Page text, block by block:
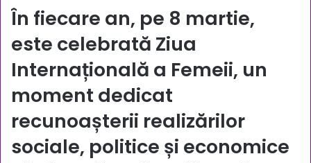
În fiecare an, pe 8 martie,
este celebrată Ziua
Internațională a Femeii, un
moment dedicat
recunoașterii realizărilor
sociale, politice și economice